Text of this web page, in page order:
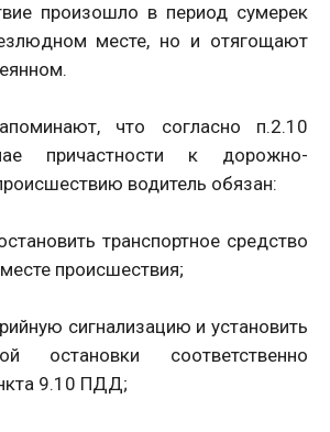
произошло в период сумерек
месте, но и отягощают
что согласно п.2.10
причастности к дорожно-
водитель обязан:
транспортное средство
происшествия;
сигнализацию и установить
остановки соответственно
9.10 ПДД;